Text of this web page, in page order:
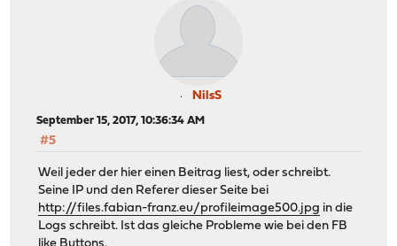
NilsS
September 15, 2017, 10:36:34 AM
#5
Weil jeder der hier einen Beitrag liest, oder schreibt.
Seine IP und den Referer dieser Seite bei
http://files.fabian-franz.eu/profileimage500.jpg in die
Logs schreibt. Ist das gleiche Probleme wie bei den FB